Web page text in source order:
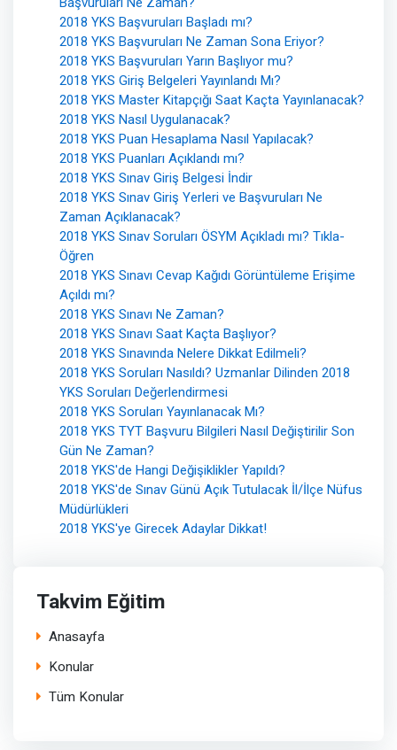
2018 YKS Başvuruları Başladı mı?
2018 YKS Başvuruları Ne Zaman Sona Eriyor?
2018 YKS Başvuruları Yarın Başlıyor mu?
2018 YKS Giriş Belgeleri Yayınlandı Mı?
2018 YKS Master Kitapçığı Saat Kaçta Yayınlanacak?
2018 YKS Nasıl Uygulanacak?
2018 YKS Puan Hesaplama Nasıl Yapılacak?
2018 YKS Puanları Açıklandı mı?
2018 YKS Sınav Giriş Belgesi İndir
2018 YKS Sınav Giriş Yerleri ve Başvuruları Ne
Zaman Açıklanacak?
2018 YKS Sınav Soruları ÖSYM Açıkladı mı? Tıkla-
Öğren
2018 YKS Sınavı Cevap Kağıdı Görüntüleme Erişime
Açıldı mı?
2018 YKS Sınavı Ne Zaman?
2018 YKS Sınavı Saat Kaçta Başlıyor?
2018 YKS Sınavında Nelere Dikkat Edilmeli?
2018 YKS Soruları Nasıldı? Uzmanlar Dilinden 2018
YKS Soruları Değerlendirmesi
2018 YKS Soruları Yayınlanacak Mı?
2018 YKS TYT Başvuru Bilgileri Nasıl Değiştirilir Son
Gün Ne Zaman?
2018 YKS'de Hangi Değişiklikler Yapıldı?
2018 YKS'de Sınav Günü Açık Tutulacak İl/İlçe Nüfus
Müdürlükleri
2018 YKS'ye Girecek Adaylar Dikkat!
Takvim Eğitim
Anasayfa
Konular
Tüm Konular